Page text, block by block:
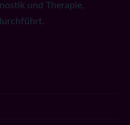
und Therapie,